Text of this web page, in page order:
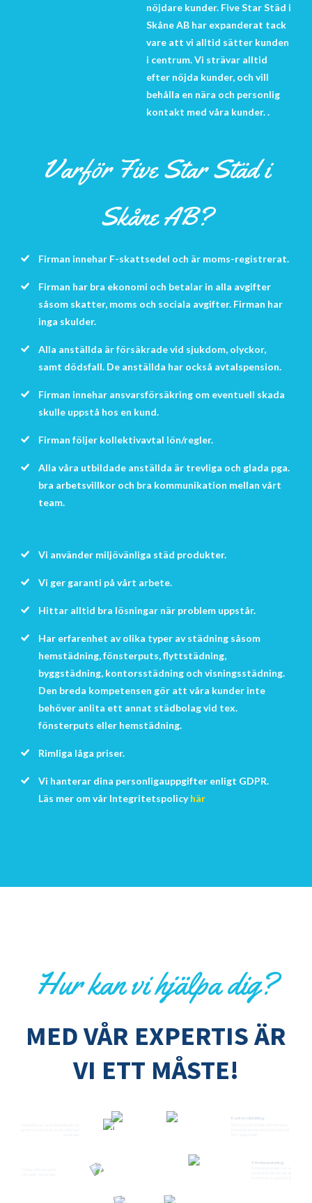
nöjdare kunder. Five Star Städ i
Skåne AB har expanderat tack
vare att vi alltid sätter kunden
i centrum. Vi strävar alltid
efter nöjda kunder, och vill
behålla en nära och personlig
kontakt med våra kunder. .
Varför Five Star Städ i
Skåne AB?
Firman innehar F-skattsedel och är moms-registrerat.
Firman har bra ekonomi och betalar in alla avgifter
såsom skatter, moms och sociala avgifter. Firman har
inga skulder.
Alla anställda är försäkrade vid sjukdom, olyckor,
samt dödsfall. De anställda har också avtalspension.
Firman innehar ansvarsförsäkring om eventuell skada
skulle uppstå hos en kund.
Firman följer kollektivavtal lön/regler.
Alla våra utbildade anställda är trevliga och glada pga.
bra arbetsvillkor och bra kommunikation mellan vårt
team.
Vi använder miljövänliga städ produkter.
Vi ger garanti på vårt arbete.
Hittar alltid bra lösningar när problem uppstår.
Har erfarenhet av olika typer av städning såsom
hemstädning, fönsterputs, flyttstädning,
byggstädning, kontorsstädning och visningsstädning.
Den breda kompetensen gör att våra kunder inte
behöver anlita ett annat städbolag vid tex.
fönsterputs eller hemstädning.
Rimliga låga priser.
Vi hanterar dina personligauppgifter enligt GDPR.
Läs mer om vår Integritetspolicyhär
Hur kan vi hjälpa dig?
MED VÅR EXPERTIS ÄR
VI ETT MÅSTE!
Kontorsstädning
Fönsterputsning
Våra medarbetare är serviceinriktade och
noggranna. Vi ser till att du blir nöjd med